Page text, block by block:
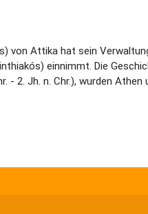
von Attika hat sein
einnimmt. Die
- 2. Jh. n. Chr.), wurden